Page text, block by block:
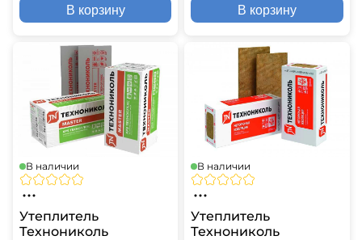
В корзину В корзину
В наличии
Утеплитель
Технониколь
В наличии
Утеплитель
Технониколь